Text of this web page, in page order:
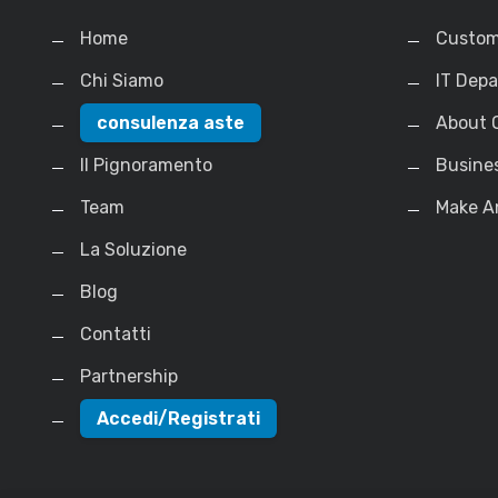
Home
Chi Siamo
consulenza aste
Il Pignoramento
Team
La Soluzione
Blog
Contatti
Partnership
Accedi/Registrati
IT
About
Make